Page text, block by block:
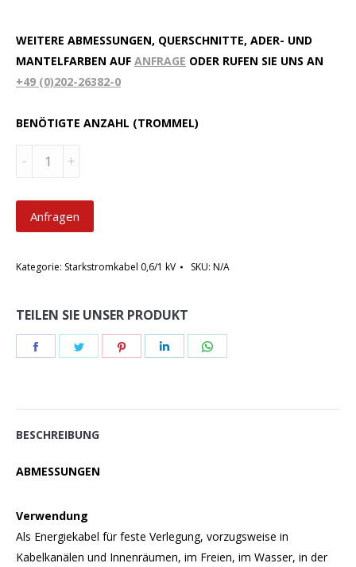
WEITERE ABMESSUNGEN, QUERSCHNITTE, ADER- UND
MANTELFARBEN AUF ANFRAGE ODER RUFEN SIE UNS AN
+49 (0)202-26382-0
BENÖTIGTE ANZAHL (TROMMEL)
Menge
Anfragen
Kategorie: Starkstromkabel 0,6/1 kV SKU: N/A
TEILEN SIE UNSER PRODUKT
Teilen
Teilen
Teilen
Teilen
BESCHREIBUNG
ABMESSUNGEN
Verwendung
Als Energiekabel für feste Verlegung, vorzugsweise in
Kabelkanälen und Innenräumen, im Freien, im Wasser, in der